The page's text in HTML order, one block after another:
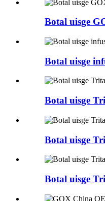
Botal uisge
Botal uisge
Botal uisge
Botal uisge
Botal uisge